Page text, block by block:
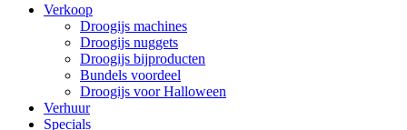
Verkoop
Droogijs machines
Droogijs nuggets
Droogijs bijproducten
Bundels voordeel
Droogijs voor Halloween
Verhuur
Specials